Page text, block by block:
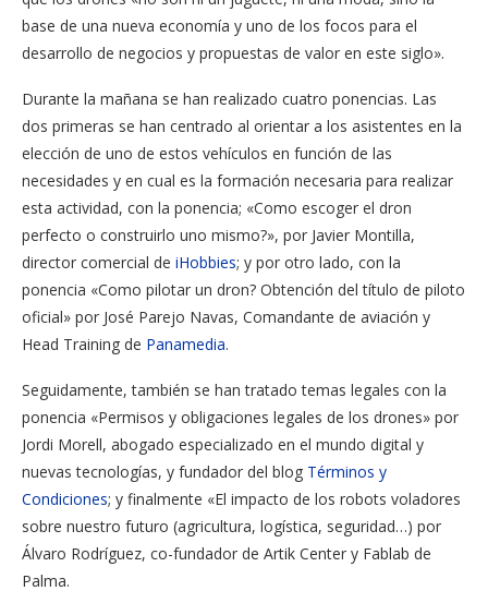
base de una nueva economía y uno de los focos para el
desarrollo de negocios y propuestas de valor en este siglo».
Durante la mañana se han realizado cuatro ponencias. Las
dos primeras se han centrado al orientar a los asistentes en la
elección de uno de estos vehículos en función de las
necesidades y en cual es la formación necesaria para realizar
esta actividad, con la ponencia; «Como escoger el dron
perfecto o construirlo uno mismo?», por Javier Montilla,
director comercial de iHobbies; y por otro lado, con la
ponencia «Como pilotar un dron? Obtención del título de piloto
oficial» por José Parejo Navas, Comandante de aviación y
Head Training de Panamedia.
Seguidamente, también se han tratado temas legales con la
ponencia «Permisos y obligaciones legales de los drones» por
Jordi Morell, abogado especializado en el mundo digital y
nuevas tecnologías, y fundador del blog Términos y
Condiciones; y finalmente «El impacto de los robots voladores
sobre nuestro futuro (agricultura, logística, seguridad…) por
Álvaro Rodríguez, co-fundador de Artik Center y Fablab de
Palma.